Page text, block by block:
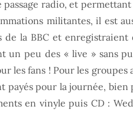
radio, et
militantes, il est
de la BBC et
un peu des « live » sans
les fans ! Pour les groupes
payés pour la journée,
en vinyle puis CD :